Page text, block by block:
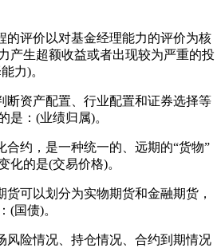
的评价以对基金经理能力的评价为核
产生超额收益或者出现较为严重的投
力)。
断资产配置、行业配置和证券选择等
是：(业绩归属)。
合约，是一种统一的、远期的“货物”
化的是(交易价格)。
货可以划分为实物期货和金融期货，
(国债)。
风险情况、持仓情况、合约到期情况